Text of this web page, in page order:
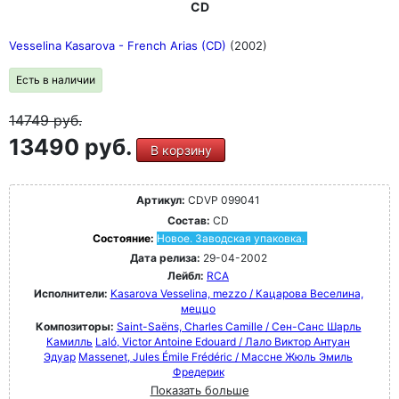
CD
Vesselina Kasarova - French Arias (CD) (2002)
Есть в наличии
14749руб.
13490 руб. В корзину
Артикул: CDVP 099041
Состав: CD
Состояние: Новое. Заводская упаковка.
Дата релиза: 29-04-2002
Лейбл: RCA
Исполнители: Kasarova Vesselina, mezzo / Кацарова Веселина,
меццо
Композиторы: Saint-Saëns, Charles Camille / Сен-Санс Шарль
Камилль Laló, Victor Antoine Edouard / Лало Виктор Антуан
Эдуар Massenet, Jules Émile Frédéric / Массне Жюль Эмиль
Фредерик
Показать больше